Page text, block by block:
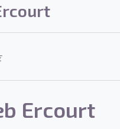
Ercourt